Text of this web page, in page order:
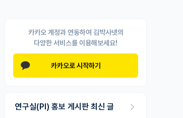
카카오 계정과 연동하여 김박사넷의
다양한 서비스를 이용해보세요!
카카오로 시작하기
연구실(PI) 홍보 게시판 최신 글